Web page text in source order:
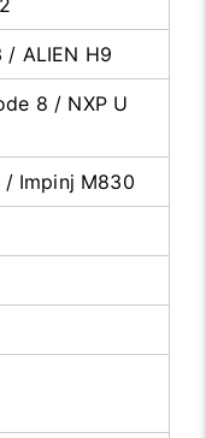
/ ALIEN H9
8 / NXP U
/ Impinj M830